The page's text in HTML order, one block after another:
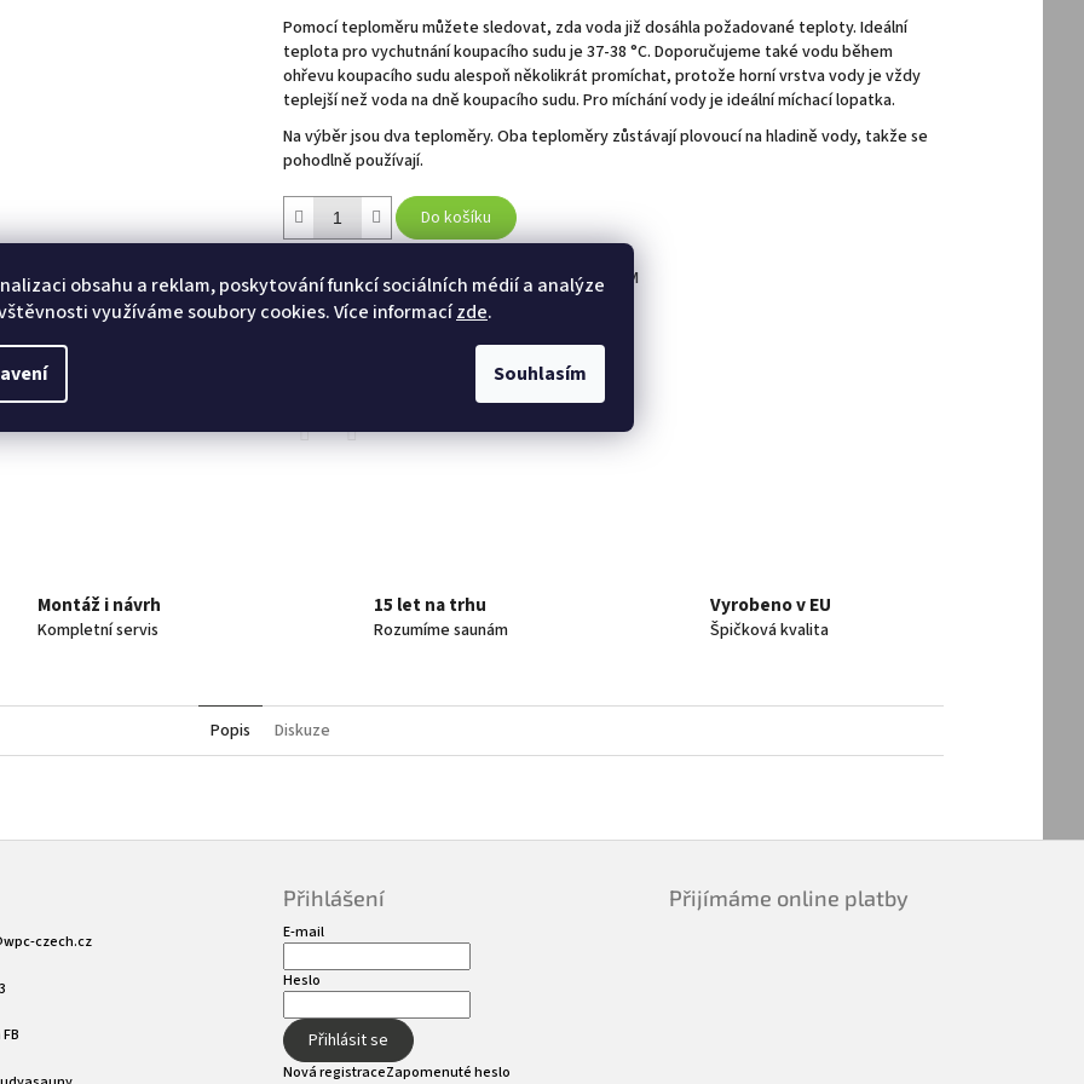
obsahu a reklam, poskytování funkcí sociálních médií a analýze
využíváme soubory cookies. Více informacízde.
Souhlasím
Pomocí teploměru můžete sledovat, zda voda již dosáhla požadované teploty. Ideální
teplota pro vychutnání koupacího sudu je 37-38 °C. Doporučujeme také vodu během
ohřevu koupacího sudu alespoň několikrát promíchat, protože horní vrstva vody je vždy
teplejší než voda na dně koupacího sudu. Pro míchání vody je ideální míchací lopatka.
Na výběr jsou dva teploměry. Oba teploměry zůstávají plovoucí na hladině vody, takže se
pohodlně používají.
Do košíku
Kategorie: PŘÍSLUŠENSTVÍ KE KOUPACÍM SUDŮM
HLÍDAT
Montáž i návrh
Kompletní servis
15 let na trhu
Rozumíme saunám
Vyrobeno v EU
Špičková kvalita
Popis Diskuze
wpc-czech.cz
Přihlášení
E-mail
Heslo
Přihlásit se
Nová registraceZapomenuté heslo
Přijímáme online platby